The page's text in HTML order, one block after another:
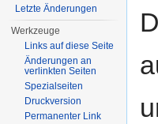
Letzte Änderungen
Werkzeuge
Links auf diese Seite
Änderungen an
verlinkten Seiten
Spezialseiten
Druckversion
Permanenter Link